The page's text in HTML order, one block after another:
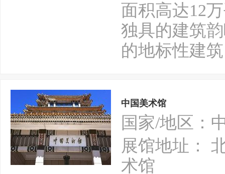
面积高达12
独具的建筑
的地标性建
中国美术馆
国家/地区：
展馆地址：
术馆